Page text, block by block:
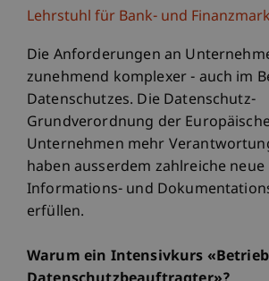
Lehrstuhl für Bank- und
Die Anforderungen an
zunehmend komplexer - auch im
Datenschutzes. Die Datenschutz-
Grundverordnung der
Unternehmen mehr
haben ausserdem zahlreiche neue
Informations- und
erfüllen.
Warum ein Intensivkurs